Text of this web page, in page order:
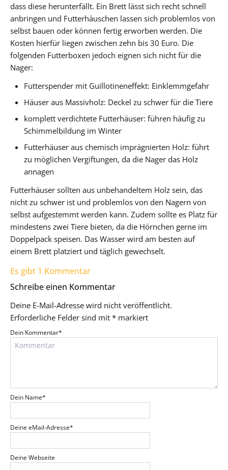
dass diese herunterfällt. Ein Brett lässt sich recht schnell
anbringen und Futterhäuschen lassen sich problemlos von
selbst bauen oder können fertig erworben werden. Die
Kosten hierfür liegen zwischen zehn bis 30 Euro. Die
folgenden Futterboxen jedoch eignen sich nicht für die
Nager:
Futterspender mit Guillotineneffekt: Einklemmgefahr
Häuser aus Massivholz: Deckel zu schwer für die Tiere
komplett verdichtete Futterhäuser: führen häufig zu
Schimmelbildung im Winter
Futterhäuser aus chemisch imprägnierten Holz: führt
zu möglichen Vergiftungen, da die Nager das Holz
annagen
Futterhäuser sollten aus unbehandeltem Holz sein, das
nicht zu schwer ist und problemlos von den Nagern von
selbst aufgestemmt werden kann. Zudem sollte es Platz für
mindestens zwei Tiere bieten, da die Hörnchen gerne im
Doppelpack speisen. Das Wasser wird am besten auf
einem Brett platziert und täglich gewechselt.
Es gibt 1 Kommentar
Schreibe einen Kommentar
Deine E-Mail-Adresse wird nicht veröffentlicht.
Erforderliche Felder sind mit * markiert
Dein Kommentar*
Dein Name*
Deine eMail-Adresse*
Deine Webseite